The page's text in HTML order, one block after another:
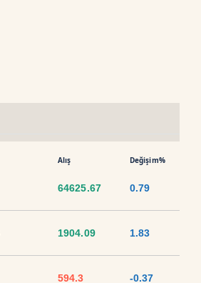
Alış Değişim%
64625.67 0.79
1904.09 1.83
594.3 -0.37